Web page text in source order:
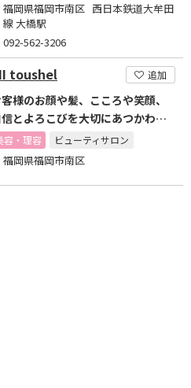
福岡県福岡市南区 西日本鉄道大牟田
線 大橋駅
092-562-3206
toushel 追加
様のお顔や髪、こころや笑顔、
信とよろこびを大切にあつかわせ
ただく美容室
容・理容 ビューティサロン
福岡県福岡市南区